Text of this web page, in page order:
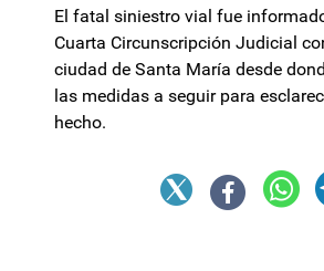
El fatal siniestro vial fue
Cuarta Circunscripción Judicial
ciudad de Santa María desde
las medidas a seguir para
hecho.